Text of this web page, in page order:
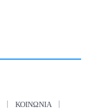
ΚΟΙΝΩΝΊΑ